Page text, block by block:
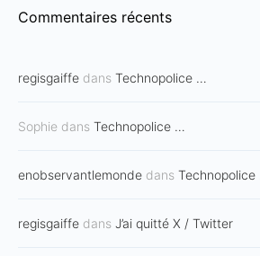
Commentaires récents
regisgaiffe dans Technopolice …
Sophie dans Technopolice …
enobservantlemonde dans Technopolice
regisgaiffe dans J’ai quitté X / Twitter